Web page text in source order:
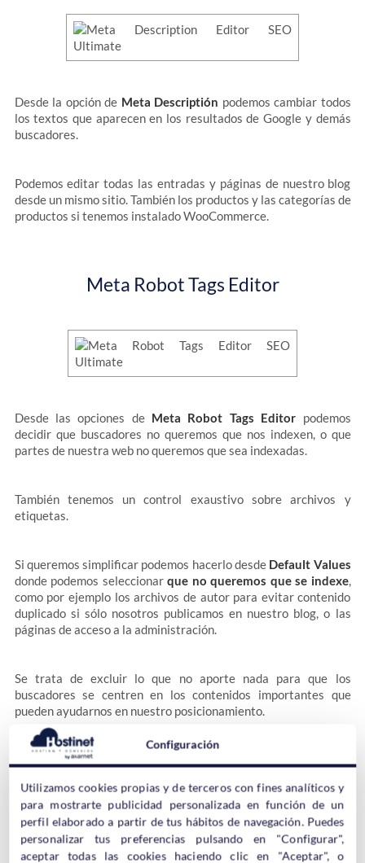
Desde la opción de Meta Descriptión podemos cambiar todos
los textos que aparecen en los resultados de Google y demás
buscadores.
Podemos editar todas las entradas y páginas de nuestro blog
desde un mismo sitio. También los productos y las categorías de
productos si tenemos instalado WooCommerce.
Meta Robot Tags Editor
Desde las opciones de Meta Robot Tags Editor podemos
decidir que buscadores no queremos que nos indexen, o que
partes de nuestra web no queremos que sea indexadas.
También tenemos un control exaustivo sobre archivos y
etiquetas.
Si queremos simplificar podemos hacerlo desde Default Values
donde podemos seleccionar que no queremos que se indexe,
como por ejemplo los archivos de autor para evitar contenido
duplicado si sólo nosotros publicamos en nuestro blog, o las
páginas de acceso a la administración.
Se trata de excluir lo que no aporte nada para que los
buscadores se centren en los contenidos importantes que
pueden ayudarnos en nuestro posicionamiento.
Open Graph Integrator
Configuración
Utilizamos cookies propias y de terceros con fines analíticos y
para mostrarte publicidad personalizada en función de un
perfil elaborado a partir de tus hábitos de navegación. Puedes
personalizar tus preferencias pulsando en "Configurar",
aceptar todas las cookies haciendo clic en "Aceptar", o